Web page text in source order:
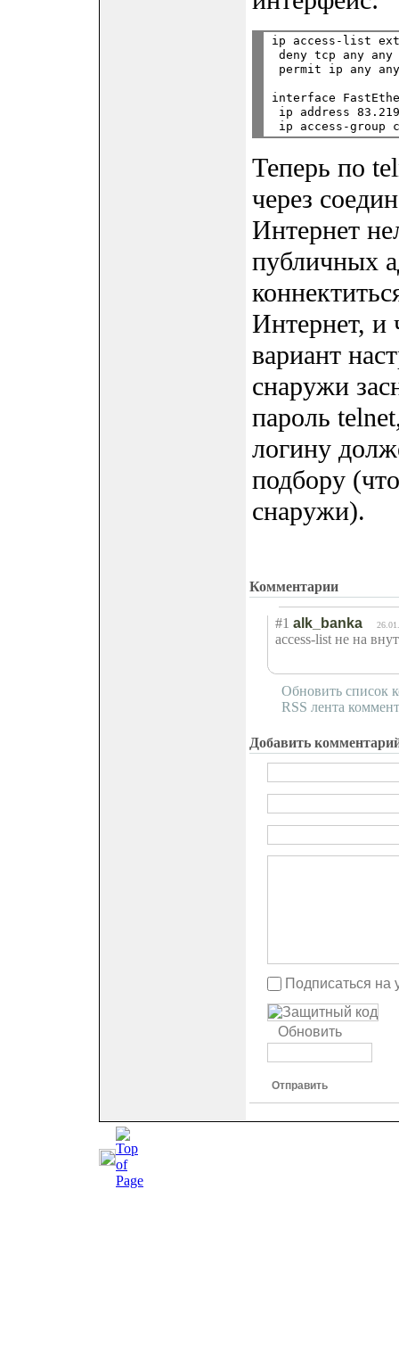
ip access-list
deny tcp any
permit ip any
interface
ip address
Теперь по
через
Интернет
публичных
Интернет, и
вариант
снаружи
пароль
логину
подбору
снаружи).
Комментарии
#1 alk_banka
access-list не на
Обновить список
RSS лента
Добавить
Подписаться на
Обновить
Отправить